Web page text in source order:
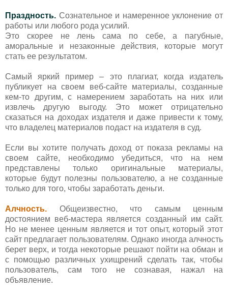
Праздность. Сознательное и намеренное уклонение от
работы или любого рода усилий.
Это скорее не лень сама по себе, а пагубные,
аморальные и незаконные действия, которые могут
стать ее результатом.
Самый яркий пример – это плагиат, когда издатель
публикует на своем веб-сайте материалы, созданные
кем-то другим, с намерением заработать на них или
извлечь другую выгоду. Это может отрицательно
сказаться на доходах издателя и даже привести к тому,
что владелец материалов подаст на издателя в суд.
Если вы хотите получать доход от показа рекламы на
своем сайте, необходимо убедиться, что на нем
представлены только оригинальные материалы,
которые будут полезны пользователю, а не созданные
только для того, чтобы заработать деньги.
Алчность.
Общеизвестно, что самым ценным
достоянием веб-мастера является созданный им сайт.
Но не менее ценным является и тот опыт, который этот
сайт предлагает пользователям. Однако иногда алчность
берет верх, и тогда некоторые решают пойти на обман и
с помощью различных ухищрений сделать так, чтобы
пользователь, сам того не сознавая, нажал на
объявление.